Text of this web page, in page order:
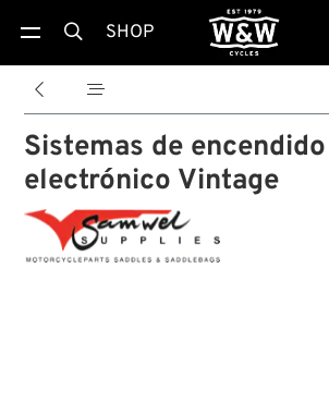
 SHOP
 
Sistemas de encendido
electrónico Vintage